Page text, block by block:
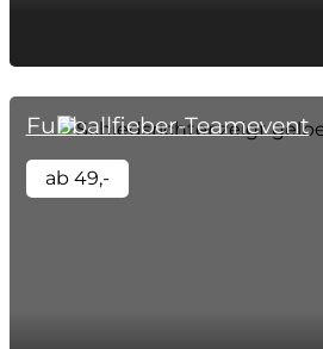
Fußballfieber-Teamevent
ab 49,-